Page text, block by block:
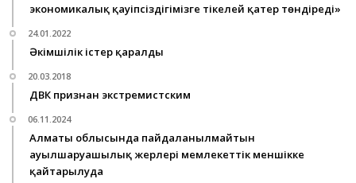
экономикалық қауіпсіздігімізге тікелей қатер төндіреді»
24.01.2022
Әкімшілік істер қаралды
20.03.2018
ДВК признан экстремистским
06.11.2024
Алматы облысында пайдаланылмайтын
ауылшаруашылық жерлері мемлекеттік меншікке
қайтарылуда